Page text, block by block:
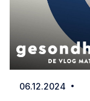
Date
06.12.2024